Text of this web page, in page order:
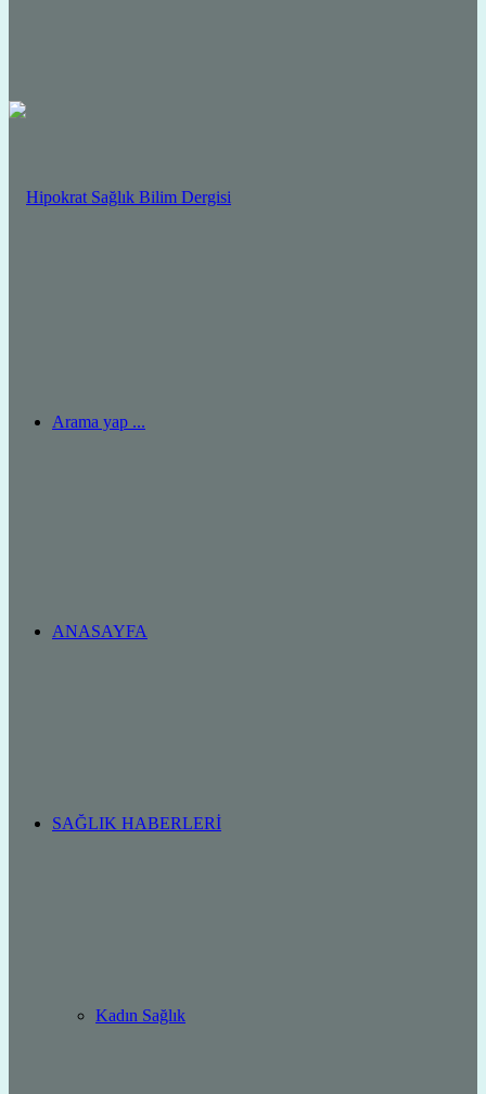
Arama yap ...
ANASAYFA
SAĞLIK HABERLERI
Kadın Sağlık